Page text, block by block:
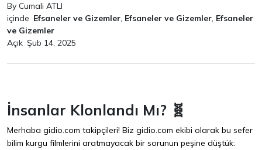
By Cumali ATLI
içinde Efsaneler ve Gizemler, Efsaneler ve Gizemler, Efsaneler
ve Gizemler
Açık Şub 14, 2025
İnsanlar Klonlandı Mı? 🧬
Merhaba gidio.com takipçileri! Biz gidio.com ekibi olarak bu sefer
bilim kurgu filmlerini aratmayacak bir sorunun peşine düştük: